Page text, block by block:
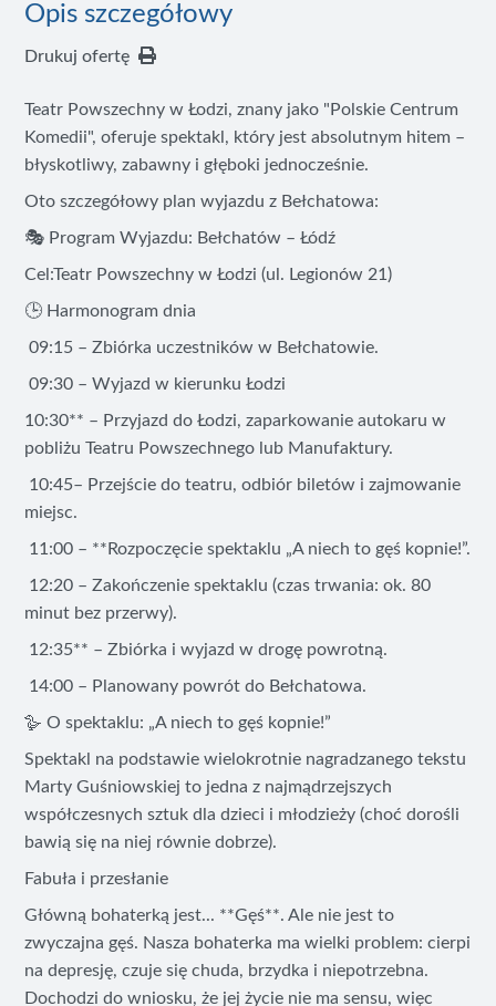
Opis szczegółowy
Drukuj ofertę
Teatr Powszechny w Łodzi, znany jako "Polskie Centrum
Komedii", oferuje spektakl, który jest absolutnym hitem –
błyskotliwy, zabawny i głęboki jednocześnie.
Oto szczegółowy plan wyjazdu z Bełchatowa:
🎭 Program Wyjazdu: Bełchatów – Łódź
Cel:Teatr Powszechny w Łodzi (ul. Legionów 21)
🕒 Harmonogram dnia
09:15 – Zbiórka uczestników w Bełchatowie.
09:30 – Wyjazd w kierunku Łodzi
10:30** – Przyjazd do Łodzi, zaparkowanie autokaru w
pobliżu Teatru Powszechnego lub Manufaktury.
10:45– Przejście do teatru, odbiór biletów i zajmowanie
miejsc.
11:00 – **Rozpoczęcie spektaklu „A niech to gęś kopnie!”.
12:20 – Zakończenie spektaklu (czas trwania: ok. 80
minut bez przerwy).
12:35** – Zbiórka i wyjazd w drogę powrotną.
14:00 – Planowany powrót do Bełchatowa.
🪿 O spektaklu: „A niech to gęś kopnie!”
Spektakl na podstawie wielokrotnie nagradzanego tekstu
Marty Guśniowskiej to jedna z najmądrzejszych
współczesnych sztuk dla dzieci i młodzieży (choć dorośli
bawią się na niej równie dobrze).
Fabuła i przesłanie
Główną bohaterką jest... **Gęś**. Ale nie jest to
zwyczajna gęś. Nasza bohaterka ma wielki problem: cierpi
na depresję, czuje się chuda, brzydka i niepotrzebna.
Dochodzi do wniosku, że jej życie nie ma sensu, więc